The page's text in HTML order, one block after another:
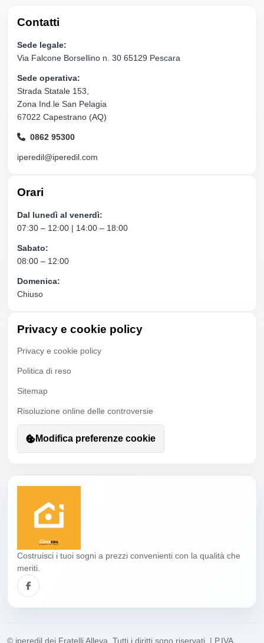
Contatti
Sede legale:
Via Falcone Borsellino n. 30 65129 Pescara
Sede operativa:
Strada Statale 153,
Zona Ind.le San Pelagia
67022 Capestrano (AQ)
0862 95300
iperedil@iperedil.com
Orari
Dal lunedì al venerdì:
07:30 – 12:00 | 14:00 – 18:00
Sabato:
08:00 – 12:00
Domenica:
Chiuso
Privacy e cookie policy
Privacy e cookie policy
Politica di reso
Sitemap
Risoluzione online delle controversie
Modifica preferenze cookie
Costruisci i tuoi sogni a prezzi convenienti con la qualità che
meriti.
© iperedil dei Fratelli Alleva. Tutti i diritti sono riservati. | P.IVA